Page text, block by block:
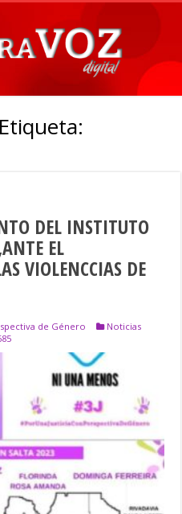
DEL INSTITUTO
EL
VIOLENCCIAS DE
de Género
Noticias